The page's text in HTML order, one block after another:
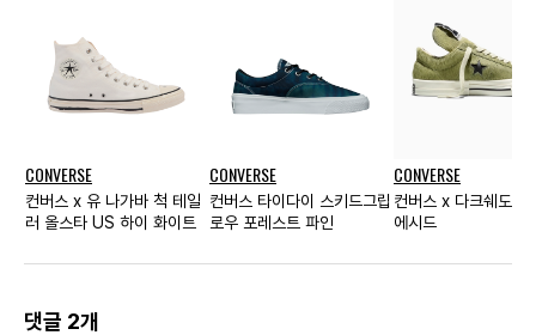
CONVERSE
컨버스 x 유 나가바 척 테일
러 올스타 US 하이 화이트
CONVERSE
컨버스 타이다이 스키드그립
로우 포레스트 파인
CONVERSE
컨버스 x 다크쉐도우
에시드
댓글 2개